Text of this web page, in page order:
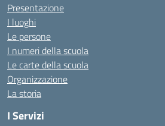
Presentazione
I luoghi
Le persone
I numeri della scuola
Le carte della scuola
Organizzazione
La storia
I Servizi